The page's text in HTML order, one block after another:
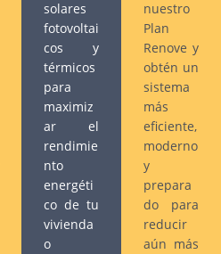
solares
fotovoltai
cos y
térmicos
para
maximiz
ar el
rendimie
nto
energéti
co de tu
vivienda
o
nuestro
Plan
Renove y
obtén un
sistema
más
eficiente,
moderno
y
prepara
do para
reducir
aún más